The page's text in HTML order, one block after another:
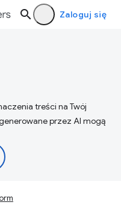
Zaloguj się
treści na Twój
przez AI mogą